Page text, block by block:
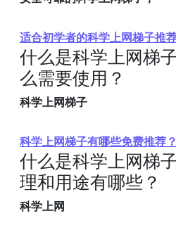
适合初学者的科学上网梯子推
什么是科学上网梯
么需要使用？
科学上网梯子
科学上网梯子有哪些免费推荐？
什么是科学上网梯
理和用途有哪些？
科学上网